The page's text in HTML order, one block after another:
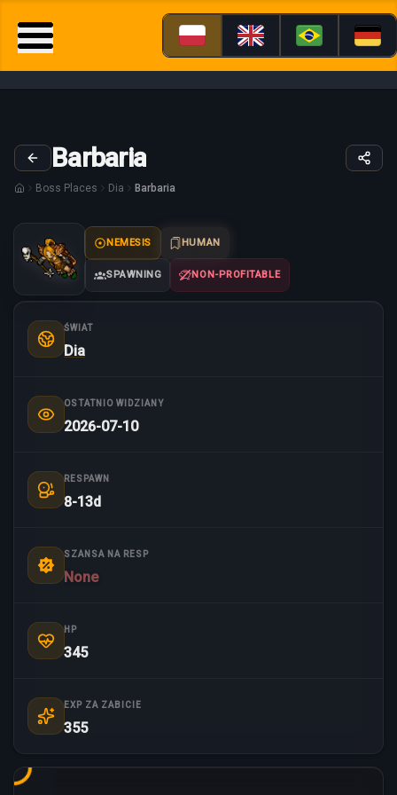
Barbaria
Boss Places Dia Barbaria
NEMESIS HUMAN
SPAWNING NON-PROFITABLE
ŚWIAT
Dia
OSTATNIO WIDZIANY
2026-07-10
RESPAWN
8-13d
SZANSA NA RESP
None
HP
345
EXP ZA ZABICIE
355